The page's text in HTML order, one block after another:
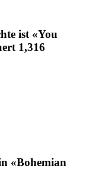
ist «You
1,316
«Bohemian